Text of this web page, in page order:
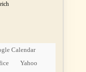
Calendar
Yahoo